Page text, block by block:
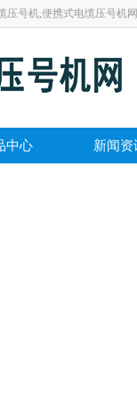
压号机,便携式电缆压号机
中心 新闻资